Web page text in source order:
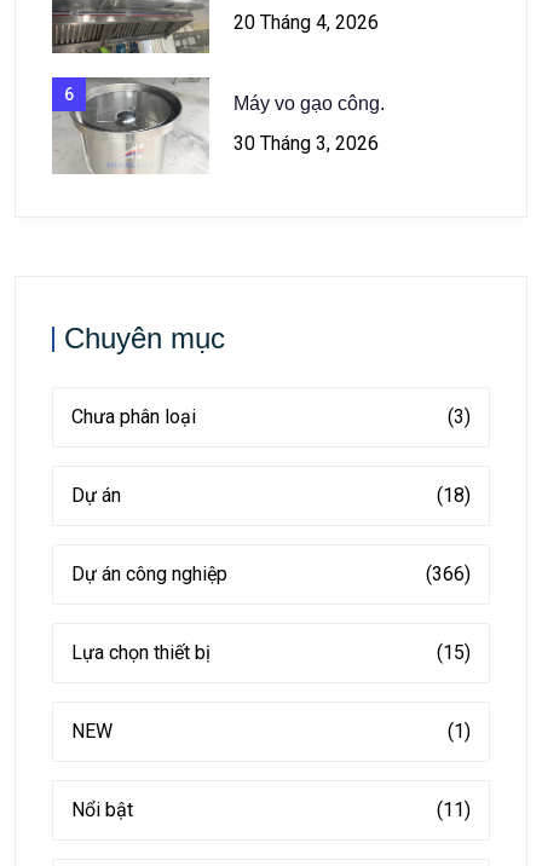
20 Tháng 4, 2026
6 Máy vo gạo công.
30 Tháng 3, 2026
Chuyên mục
Chưa phân loại (3)
Dự án (18)
Dự án công nghiệp (366)
Lựa chọn thiết bị (15)
NEW (1)
Nổi bật (11)